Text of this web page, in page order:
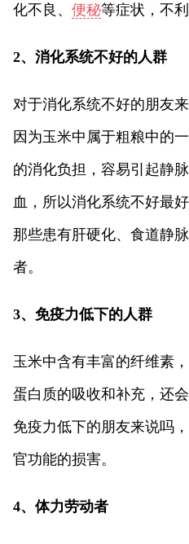
化不良、 便秘等症状，不
2、消化系统不好的人群
对于消化系统不好的朋友
因为玉米中属于粗粮中的
的消化负担，容易引起静
血，所以消化系统不好最
那些患有肝硬化、食道静
者。
3、免疫力低下的人群
玉米中含有丰富的纤维素
蛋白质的吸收和补充，还
免疫力低下的朋友来说吗
官功能的损害。
4、体力劳动者